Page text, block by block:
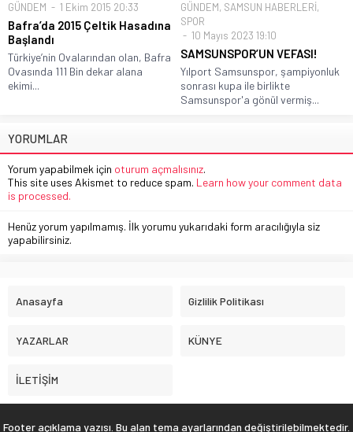
GÜNDEM 1 Ekim 2015 20:33
Bafra’da 2015 Çeltik Hasadına
Başlandı
Türkiye’nin Ovalarından olan, Bafra
Ovasında 111 Bin dekar alana
ekimi...
GÜNDEM, SAMSUN HABERLERİ,
SPOR
10 Mayıs 2023 19:10
SAMSUNSPOR’UN VEFASI!
Yılport Samsunspor, şampiyonluk
sonrası kupa ile birlikte
Samsunspor'a gönül vermiş...
YORUMLAR
Yorum yapabilmek için oturum açmalısınız.
This site uses Akismet to reduce spam. Learn how your comment data
is processed.
Henüz yorum yapılmamış. İlk yorumu yukarıdaki form aracılığıyla siz
yapabilirsiniz.
Anasayfa Gizlilik Politikası
YAZARLAR KÜNYE
İLETİŞİM
Footer açıklama yazısı. Bu alan tema ayarlarından değiştirilebilmektedir.